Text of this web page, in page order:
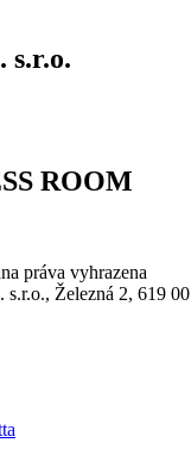
s.r.o.
ROOM
práva vyhrazena
Železná 2, 619 00